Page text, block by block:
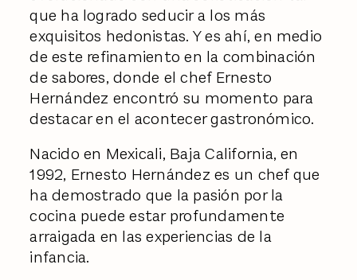
que ha logrado seducir a los más
exquisitos hedonistas. Y es ahí, en medio
de este refinamiento en la combinación
de sabores, donde el chef Ernesto
Hernández encontró su momento para
destacar en el acontecer gastronómico.
Nacido en Mexicali, Baja California, en
1992, Ernesto Hernández es un chef que
ha demostrado que la pasión por la
cocina puede estar profundamente
arraigada en las experiencias de la
infancia.